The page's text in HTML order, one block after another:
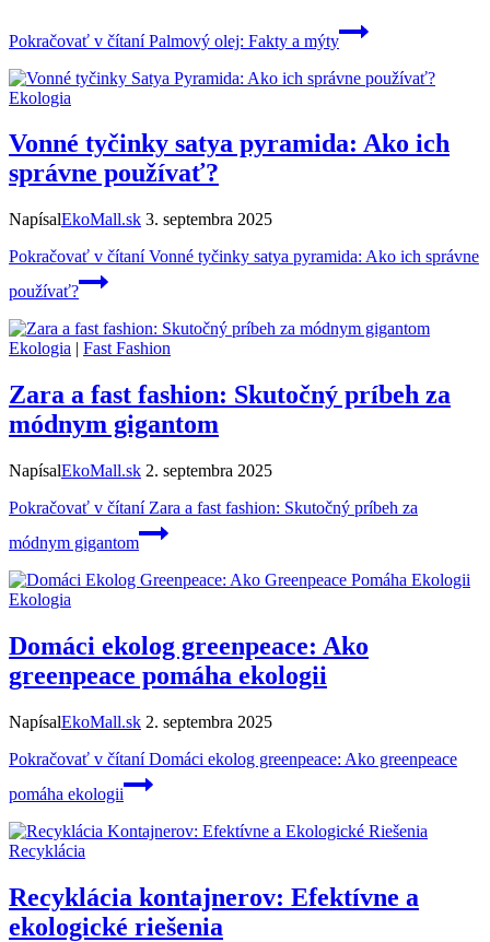
Pokračovať v čítaníPalmový olej: Fakty a mýty
Ekologia
Vonné tyčinky satya pyramida: Ako ich
správne používať?
NapísalEkoMall.sk 3. septembra 2025
Pokračovať v čítaníVonné tyčinky satya pyramida: Ako ich správne
používať?
Ekologia | Fast Fashion
Zara a fast fashion: Skutočný príbeh za
módnym gigantom
NapísalEkoMall.sk 2. septembra 2025
Pokračovať v čítaníZara a fast fashion: Skutočný príbeh za
módnym gigantom
Ekologia
Domáci ekolog greenpeace: Ako
greenpeace pomáha ekologii
NapísalEkoMall.sk 2. septembra 2025
Pokračovať v čítaníDomáci ekolog greenpeace: Ako greenpeace
pomáha ekologii
Recyklácia
Recyklácia kontajnerov: Efektívne a
ekologické riešenia